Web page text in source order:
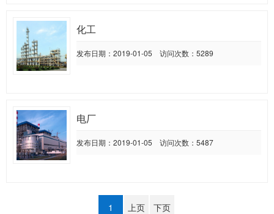
化工
发布日期：2019-01-05 访问次数：5289
电厂
发布日期：2019-01-05 访问次数：5487
1 上页 下页